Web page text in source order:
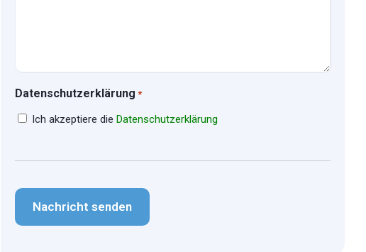
Datenschutzerklärung *
Ich akzeptiere die Datenschutzerklärung